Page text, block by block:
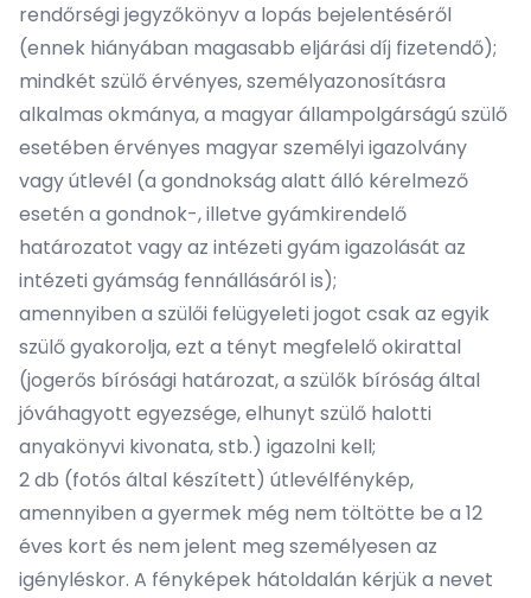
rendőrségi jegyzőkönyv a lopás bejelentéséről
(ennek hiányában magasabb eljárási díj fizetendő);
mindkét szülő érvényes, személyazonosításra
alkalmas okmánya, a magyar állampolgárságú szülő
esetében érvényes magyar személyi igazolvány
vagy útlevél (a gondnokság alatt álló kérelmező
esetén a gondnok-, illetve gyámkirendelő
határozatot vagy az intézeti gyám igazolását az
intézeti gyámság fennállásáról is);
amennyiben a szülői felügyeleti jogot csak az egyik
szülő gyakorolja, ezt a tényt megfelelő okirattal
(jogerős bírósági határozat, a szülők bíróság által
jóváhagyott egyezsége, elhunyt szülő halotti
anyakönyvi kivonata, stb.) igazolni kell;
2 db (fotós által készített) útlevélfénykép,
amennyiben a gyermek még nem töltötte be a 12
éves kort és nem jelent meg személyesen az
igényléskor. A fényképek hátoldalán kérjük a nevet